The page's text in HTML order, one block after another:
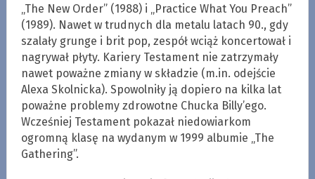
„The New Order” (1988) i „Practice What You Preach”
(1989). Nawet w trudnych dla metalu latach 90., gdy
szalały grunge i brit pop, zespół wciąż koncertował i
nagrywał płyty. Kariery Testament nie zatrzymały
nawet poważne zmiany w składzie (m.in. odejście
Alexa Skolnicka). Spowolniły ją dopiero na kilka lat
poważne problemy zdrowotne Chucka Billy’ego.
Wcześniej Testament pokazał niedowiarkom
ogromną klasę na wydanym w 1999 albumie „The
Gathering”.